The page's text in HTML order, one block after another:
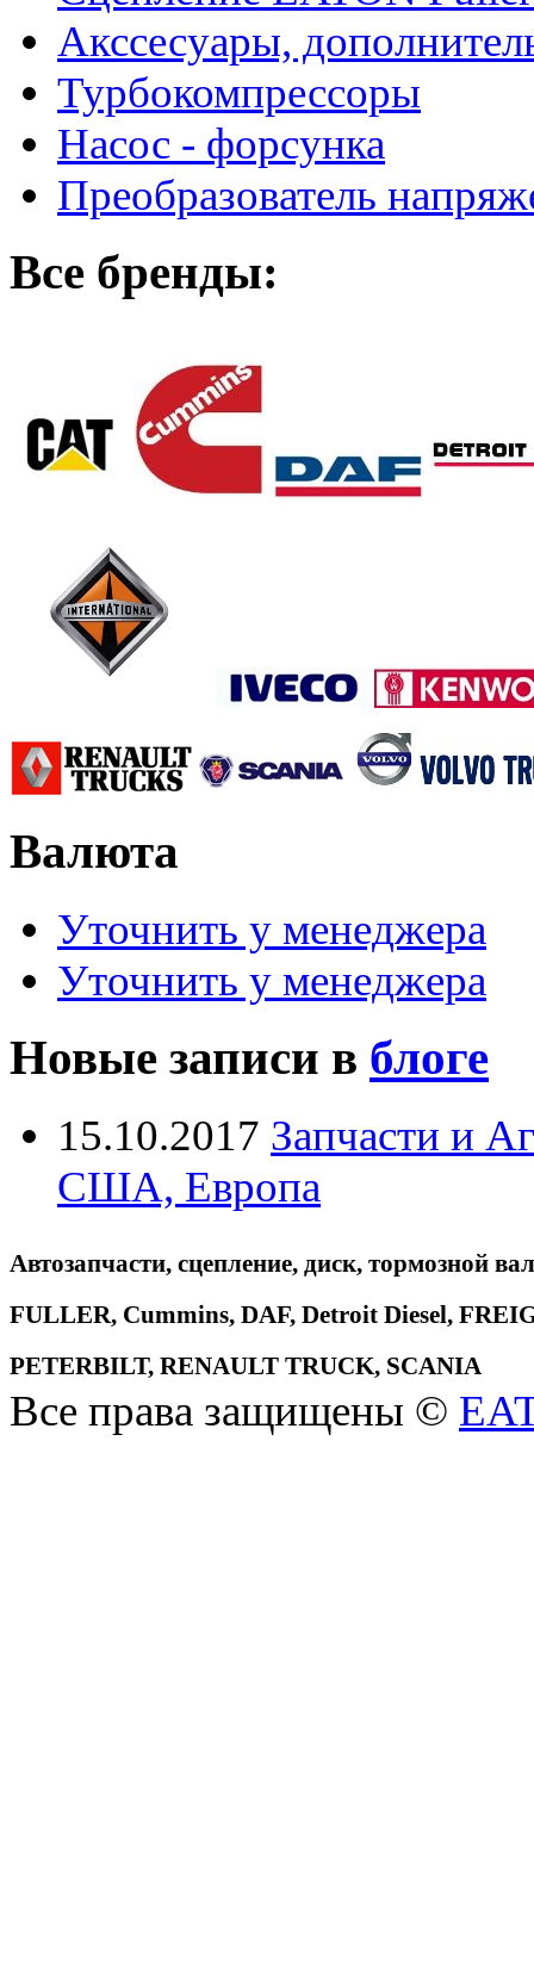
Акссесуары,
Турбокомпрессоры
Насос - форсунка
Преобразователь
Все бренды:
Валюта
Уточнить у менеджера
Уточнить у менеджера
Новые записи в блоге
15.10.2017 Запчасти и
США, Европа
Автозапчасти, сцепление, диск, тормозной
FULLER, Cummins, DAF, Detroit Diesel,
PETERBILT, RENAULT TRUCK, SCANIA
Все права защищены ©